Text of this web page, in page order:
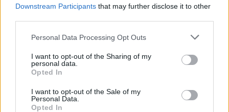
Downstream Participants that may further disclose it to other
Please note that this website/app uses one or more Google
not limited to your visit or usage behaviour. You may click to
grant or deny consent to Google and its third-party tags to
use your data for below specified purposes in below Google
consent section.
Personal Data Processing Opt Outs
I want to opt-out of the Sharing of my
personal data.
Opted In
I want to opt-out of the Sale of my
Personal Data.
Opted In
Αν σας άρεσε αυτό το βίντεο, παρακαλώ σκεφτείτε
να γίνετε εντελώς φοβεροί κάνοντας Liking και
Fan art εμπνευσμένο από αυτή
τη μάχη με αρχηγούς